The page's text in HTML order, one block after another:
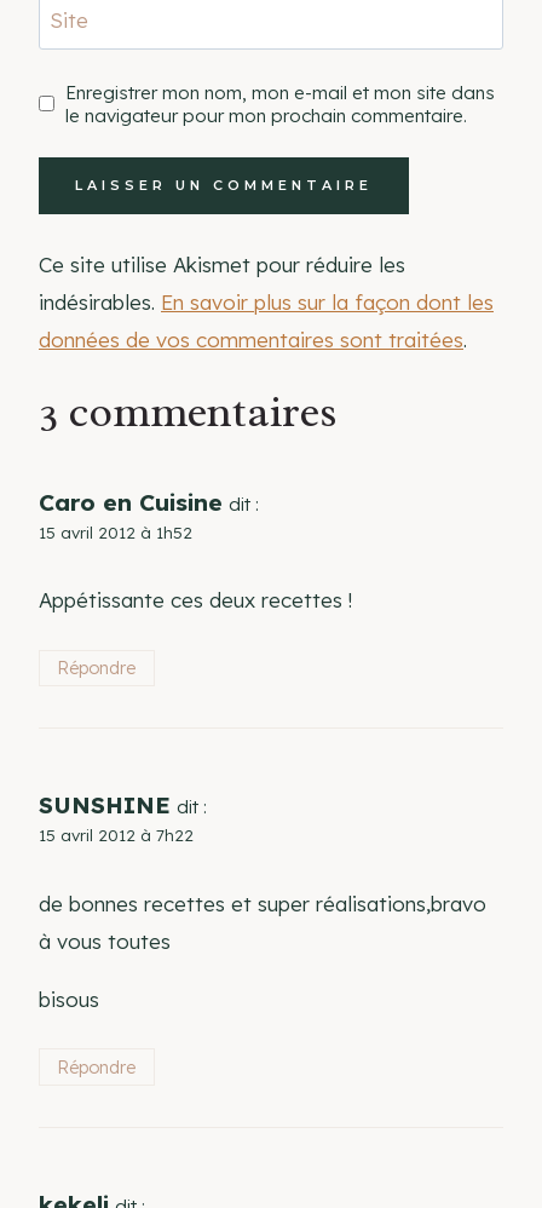
Site
Enregistrer mon nom, mon e-mail et mon site dans
le navigateur pour mon prochain commentaire.
Ce site utilise Akismet pour réduire les
indésirables. En savoir plus sur la façon dont les
données de vos commentaires sont traitées.
3 commentaires
Caro en Cuisine dit :
15 avril 2012 à 1h52
Appétissante ces deux recettes !
Répondre
SUNSHINE dit :
15 avril 2012 à 7h22
de bonnes recettes et super réalisations,bravo
à vous toutes
bisous
Répondre